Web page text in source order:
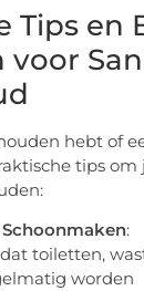
Tips en
voor
hebt of
tips om
:
toiletten,
worden